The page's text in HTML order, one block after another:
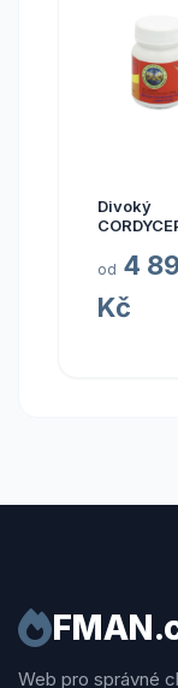
Divoký
30 kapslí
od 4
Kč
Web pro správné